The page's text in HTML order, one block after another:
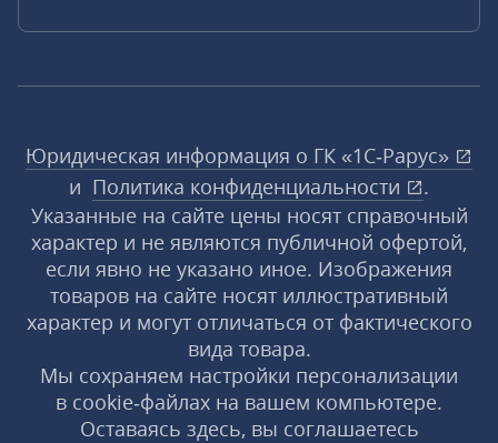
Юридическая информация о ГК «1С‑Рарус»
и Политика конфиденциальности
.
Указанные на сайте цены носят справочный
характер и не являются публичной офертой,
если явно не указано иное. Изображения
товаров на сайте носят иллюстративный
характер и могут отличаться от фактического
вида товара.
Мы сохраняем настройки персонализации
в cookie‑файлах на вашем компьютере.
Оставаясь здесь, вы соглашаетесь